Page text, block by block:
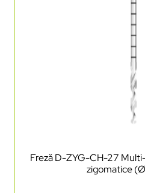
Freză D-ZYG-CH-27
zigomatice